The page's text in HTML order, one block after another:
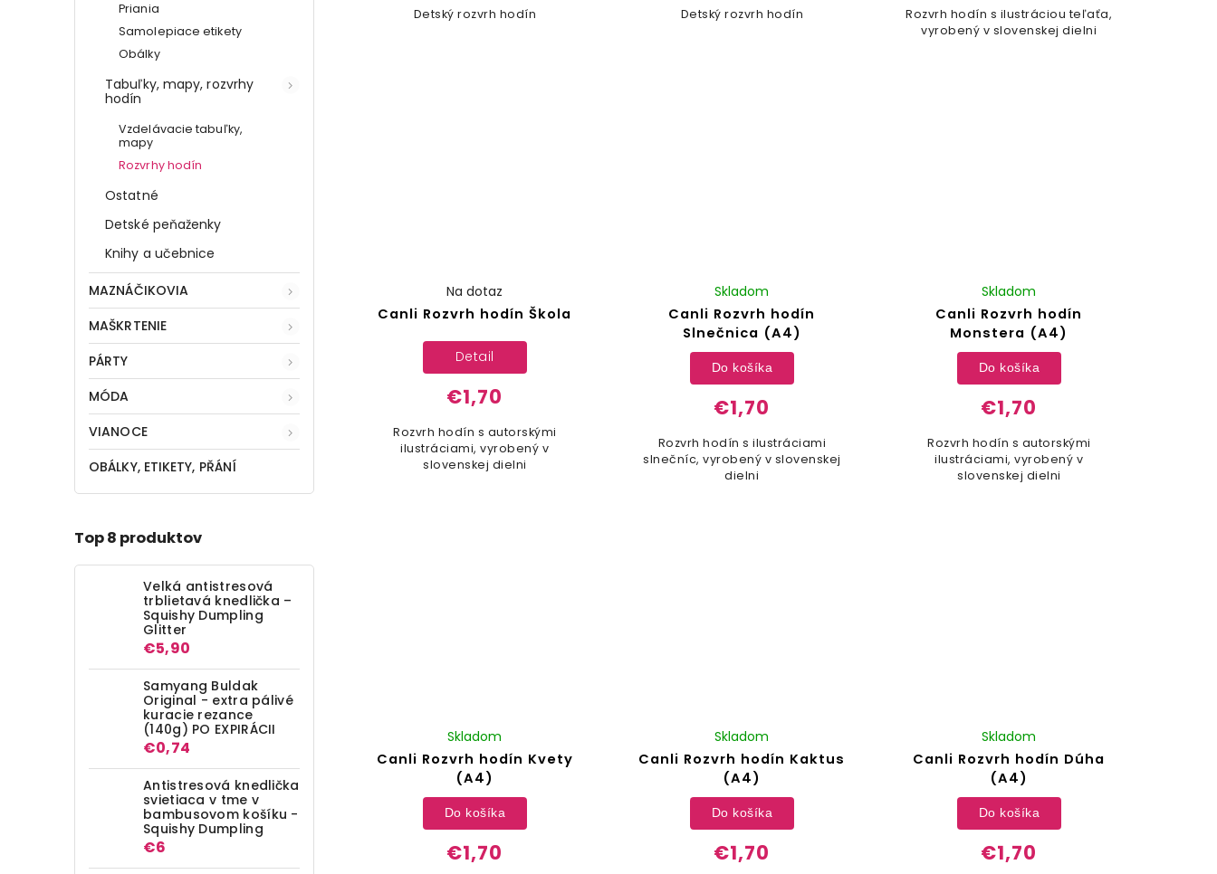
Priania
Samolepiace etikety
Obálky
Tabuľky, mapy, rozvrhy
hodín
Vzdelávacie tabuľky,
mapy
Rozvrhy hodín
Ostatné
Detské peňaženky
Knihy a učebnice
MAZNÁČIKOVIA
MAŠKRTENIE
PÁRTY
MÓDA
VIANOCE
OBÁLKY, ETIKETY, PŘÁNÍ
Top 8 produktov
Velká antistresová
trblietavá knedlička –
Squishy Dumpling
Glitter
€5,90
Samyang Buldak
Original - extra pálivé
kuracie rezance
(140g) PO EXPIRÁCII
€0,74
Antistresová knedlička
svietiaca v tme v
bambusovom košíku -
Squishy Dumpling
€6
Detský rozvrh hodín Detský rozvrh hodín
Rozvrh hodín s ilustráciou teľaťa,
vyrobený v slovenskej dielni
Canli Rozvrh hodín Škola
Na dotaz
€1,70
Detail
Rozvrh hodín s autorskými
ilustráciami, vyrobený v
slovenskej dielni
Canli Rozvrh hodín
Slnečnica (A4)
Skladom
€1,70
Do košíka
Rozvrh hodín s ilustráciami
slnečníc, vyrobený v slovenskej
dielni
Canli Rozvrh hodín
Monstera (A4)
Skladom
€1,70
Do košíka
Rozvrh hodín s autorskými
ilustráciami, vyrobený v
slovenskej dielni
Canli Rozvrh hodín Kvety
(A4)
Skladom
€1,70
Do košíka
Canli Rozvrh hodín Kaktus
(A4)
Skladom
€1,70
Do košíka
Canli Rozvrh hodín Dúha
(A4)
Skladom
€1,70
Do košíka